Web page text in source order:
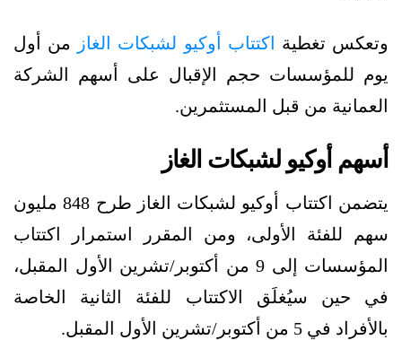
وتعكس تغطية اكتتاب أوكيو لشبكات الغاز
من أول
يوم للمؤسسات حجم الإقبال على أسهم الشركة
العمانية من قبل المستثمرين.
أسهم أوكيو لشبكات الغاز
يتضمن اكتتاب أوكيو لشبكات الغاز طرح 848 مليون
سهم للفئة الأولى، ومن المقرر استمرار اكتتاب
المؤسسات إلى 9 من أكتوبر/تشرين الأول المقبل،
في حين سيُغلَق الاكتتاب للفئة الثانية الخاصة
بالأفراد في 5 من أكتوبر/تشرين الأول المقبل.